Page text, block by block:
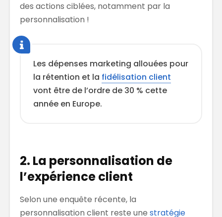
des actions ciblées, notamment par la
personnalisation !
Les dépenses marketing allouées pour
la rétention et la fidélisation client
vont être de l’ordre de 30 % cette
année en Europe.
2. La personnalisation de
l’expérience client
Selon une enquête récente, la
personnalisation client reste une stratégie